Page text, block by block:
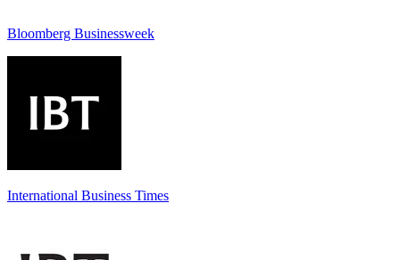
Bloomberg Businessweek
International Business Times